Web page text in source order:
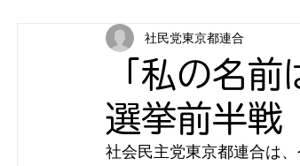
「私の名
選挙前半戦
社民党東京都連合
社会民主党東京都連合は